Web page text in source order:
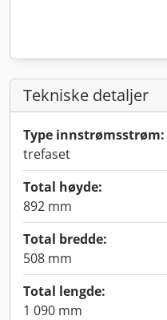
Tekniske detaljer
Type innstrømsstrøm:
trefaset
Total høyde:
892 mm
Total bredde:
508 mm
Total lengde:
1 090 mm